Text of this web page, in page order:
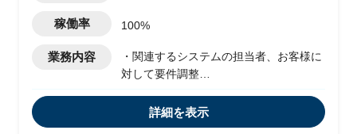
稼働率 100%
業務内容
・関連するシステムの担当者、お客様に
対して要件調整
捗管理
・進捗報告
詳細を表示